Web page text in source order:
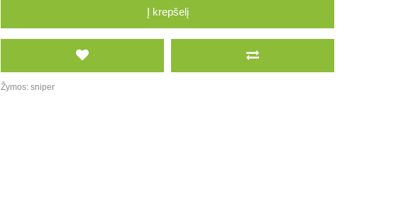
Į krepšelį
Žymos: sniper